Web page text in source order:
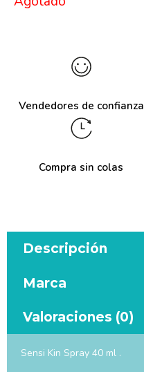
Vendedores de confianza
Compra sin colas
Descripción
Marca
Valoraciones (0)
Sensi Kin Spray 40 ml .